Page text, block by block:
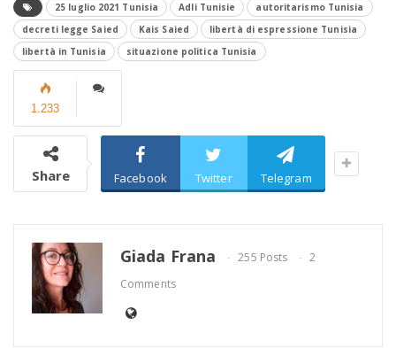
25 luglio 2021 Tunisia Adli Tunisie
autoritarismo Tunisia
decreti legge Saied
Kais Saied
libertà di espressione Tunisia
libertà in Tunisia
situazione politica Tunisia
1.233
Share Facebook Twitter Telegram
Giada Frana 255 Posts
2
Comments